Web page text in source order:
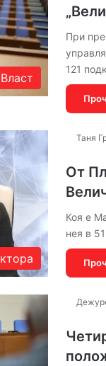
Власт
При
121
Таня
От
Коя е
нея в